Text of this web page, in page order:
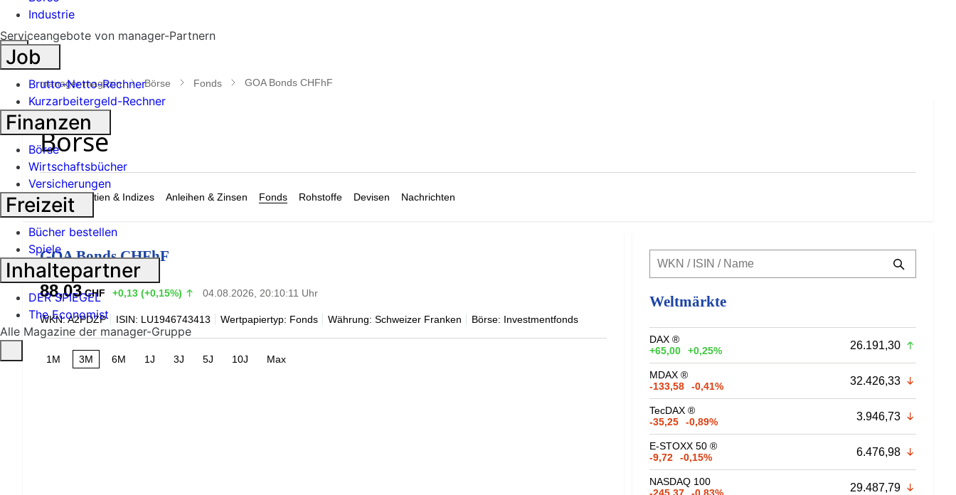
Industrie
Suche
öffnen
manager magazin Börse Fonds GOA Bonds CHFhF
Märkte Aktien & Indizes Anleihen & Zinsen Fonds Rohstoffe Devisen Nachrichten
GOA Bonds CHFhF
88,03 CHF +0,13 (+0,15%) 04.08.2026, 20:10:11 Uhr
WKN: A2PDZP ISIN: LU1946743413 Wertpapiertyp: Fonds Währung: Schweizer Franken Börse: Investmentfonds
1M 3M 6M 1J 3J 5J 10J Max
Weltmärkte
DAX ®
+65,00
+0,25% 26.191,30
MDAX ®
-133,58
-0,41% 32.426,33
TecDAX ®
-35,25
-0,89% 3.946,73
E-STOXX 50 ®
-9,72
-0,15% 6.476,98
NASDAQ 100
29.487,79
Serviceangebote von manager-Partnern
Job
Brutto-Netto-Rechner
Kurzarbeitergeld-Rechner
Finanzen
Börse
Wirtschaftsbücher
Versicherungen
Freizeit
Bücher bestellen
Spiele
Inhaltepartner
DER SPIEGEL
The Economist
Alle Magazine der manager-Gruppe